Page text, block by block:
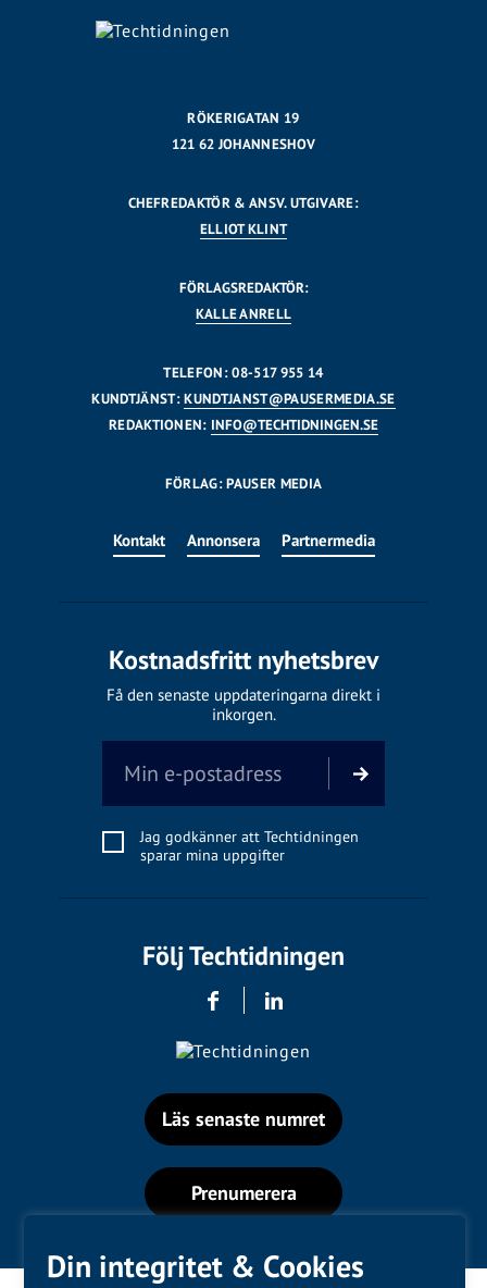
Din integritet & Cookies
RÖKERIGATAN 19
121 62 JOHANNESHOV
CHEFREDAKTÖR & ANSV. UTGIVARE:
ELLIOT KLINT
FÖRLAGSREDAKTÖR:
KALLE ANRELL
TELEFON: 08-517 955 14
KUNDTJÄNST:KUNDTJANST@PAUSERMEDIA.SE
REDAKTIONEN: INFO@TECHTIDNINGEN.SE
FÖRLAG: PAUSER MEDIA
Kontakt Annonsera Partnermedia
Kostnadsfritt nyhetsbrev
Få den senaste uppdateringarna direkt i
inkorgen.
Jag godkänner att Techtidningen
sparar mina uppgifter
Följ Techtidningen
Läs senaste numret
Prenumerera